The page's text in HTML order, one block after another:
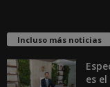
Incluso más noticias
es